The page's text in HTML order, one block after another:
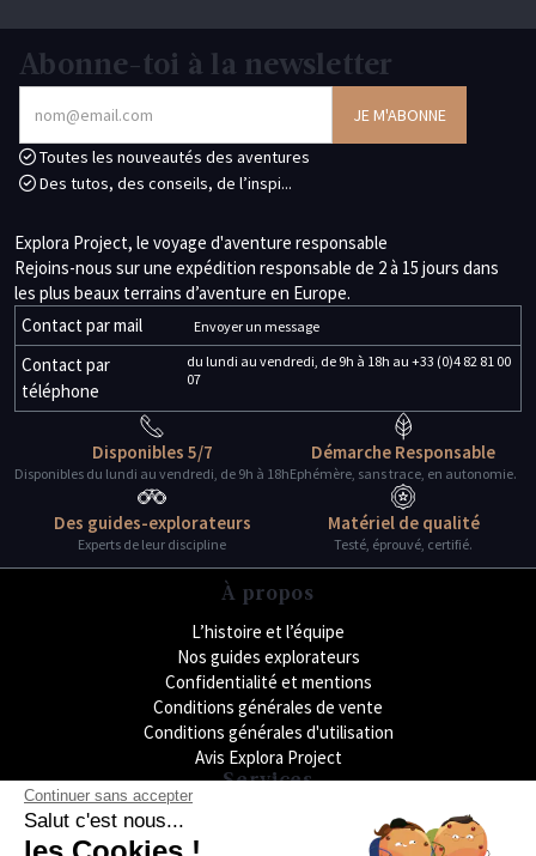
Abonne-toi à la newsletter
Toutes les nouveautés des aventures
Des tutos, des conseils, de l’inspi...
Explora Project, le voyage d'aventure responsable
Rejoins-nous sur une expédition responsable de 2 à 15 jours dans
les plus beaux terrains d’aventure en Europe.
Contact par mail
Envoyer un message
Contact par
téléphone
du lundi au vendredi, de 9h à 18h au +33 (0)4 82 81 00
07
Disponibles 5/7
Disponibles du lundi au vendredi, de 9h à 18h
Des guides-explorateurs
Experts de leur discipline
Démarche Responsable
Ephémère, sans trace, en autonomie.
Matériel de qualité
Testé, éprouvé, certifié.
À propos
L’histoire et l’équipe
Nos guides explorateurs
Confidentialité et mentions
Conditions générales de vente
Conditions générales d'utilisation
Avis Explora Project
Services
Continuer sans accepter
Salut c'est nous...